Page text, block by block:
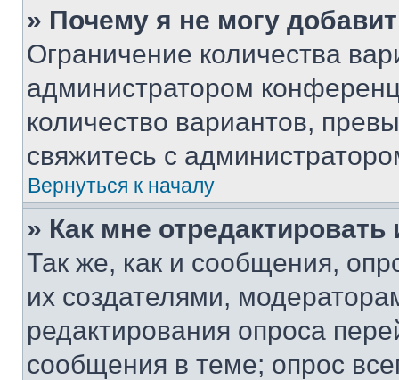
» Почему я не могу
Ограничение количества
администратором
количество вариантов,
свяжитесь с
Вернуться к началу
» Как мне
Так же, как и сообщения,
их создателями,
редактирования опроса
сообщения в теме; опрос